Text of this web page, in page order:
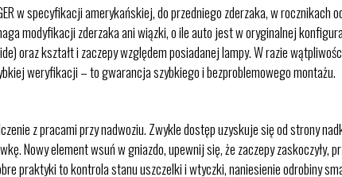
w specyfikacji amerykańskiej, do przedniego zderzaka, w
modyfikacji zderzaka ani wiązki, o ile auto jest w oryginalnej
oraz kształt i zaczepy względem posiadanej lampy. W razie
weryfikacji – to gwarancja szybkiego i bezproblemowego montażu.
z pracami przy nadwoziu. Zwykle dostęp uzyskuje się od strony
Nowy element wsuń w gniazdo, upewnij się, że zaczepy zaskoczyły,
praktyki to kontrola stanu uszczelki i wtyczki, naniesienie odrobiny